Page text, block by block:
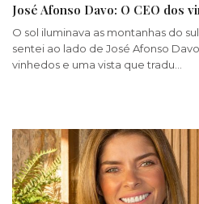
José Afonso Davo: O CEO dos
O sol iluminava as montanhas do
sentei ao lado de José Afonso
vinhedos e uma vista que tradu…